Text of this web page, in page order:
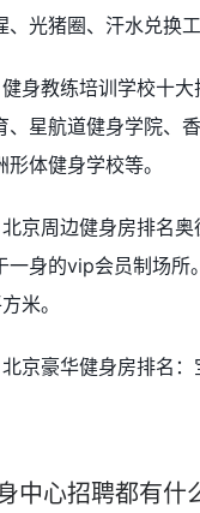
、光猪圈、汗水兑换工
身教练培训学校十
、星航道健身学院、
形体健身学校等。
京周边健身房排名
一身的vip会员制场所
米。
京豪华健身房排名：
中心招聘都有什